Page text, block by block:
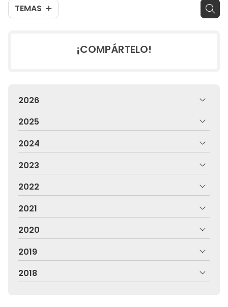
TEMAS
¡COMPÁRTELO!
2026
2025
2024
2023
2022
2021
2020
2019
2018